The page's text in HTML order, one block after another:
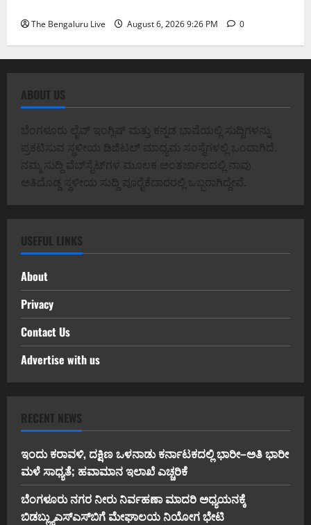
The Bengaluru Live August 6, 2026 9:26 PM 0
ABOUT US
ಬೆಂಗಳೂರು ಲೈವ್ ಇಂಗ್ಲಿಷ್ ಮತ್ತು ಕನ್ನಡ ಭಾಷೆಯಲ್ಲಿ ಸುದ್ದಿಗಳನ್ನು
ಪ್ರಕಟಿಸುವ ಸ್ಥಳೀಯ ಡಿಜಿಟಲ್ ಮಾಧ್ಯಮ ಸಂಸ್ಥೆಗಳಲ್ಲಿ ಒಂದಾಗಿದೆ.
ನಮ್ಮ ಸುದ್ದಿ ವೆಬ್‌ಸೈಟ್‌ಗಳ ಮೂಲಕ ಅಂತರ್ಜಾಲದಲ್ಲಿ ನಾವು
ಅತಿದೊಡ್ಡ ಸ್ಥಳೀಯ ಸುದ್ದಿ ಪೂರೈಕೆದಾರರಲ್ಲಿ ಒಬ್ಬರಾಗಿದ್ದೇವೆ.
USEFUL LINKS
About
Privacy
Contact Us
Advertise with us
RECENT NEWS
ಇಂದು ಕರಾವಳಿ, ದಕ್ಷಿಣ ಒಳನಾಡು ಕರ್ನಾಟಕದಲ್ಲಿ ಭಾರೀ–ಅತಿ ಭಾರೀ
ಮಳೆ ಸಾಧ್ಯತೆ; ಹವಾಮಾನ ಇಲಾಖೆ ಎಚ್ಚರಿಕೆ
ಬೆಂಗಳೂರು ನಗರ ನೀರು ನಿರ್ವಹಣಾ ಮಾದರಿ ಅಧ್ಯಯನಕ್ಕೆ
ಬಿ‌ಡಬ್ಲ್ಯು‌ಎಸ್‌ಎಸ್‌ಬಿಗೆ ಮೇಘಾಲಯ ನಿಯೋಗ ಭೇಟಿ